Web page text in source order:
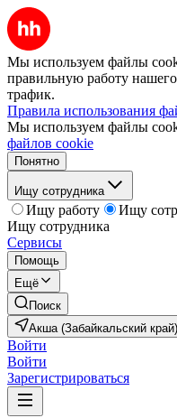
Мы используем файлы
правильную работу нашего
трафик.
Правила использования
Мы используем файлы
файлов cookie
Понятно
Ищу сотрудника
Ищу работу
Ищу
Ищу сотрудника
Сервисы
Помощь
Ещё
Поиск
Акша (Забайкальский край)
Войти
Войти
Зарегистрироваться